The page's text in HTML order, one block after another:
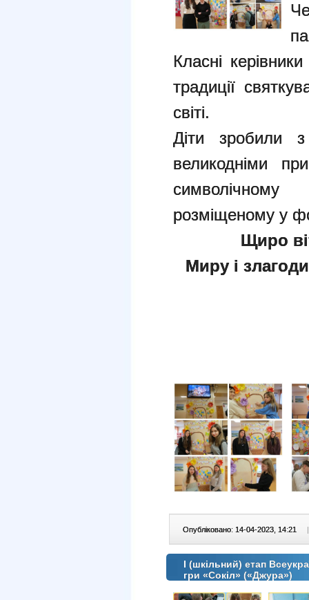
Класні
традиції
світі.
Діти зробили
великодніми
розміщеному у
Щиро
Миру і
Опубліковано: 14-04-2023, 14:21 |
І (шкільний) етап
гри «Сокіл» («Джура»)